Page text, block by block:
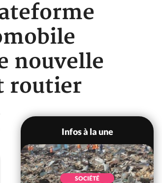
nouvelle
routier
WhatsApp
Infos à la une
SOCIÉTÉ